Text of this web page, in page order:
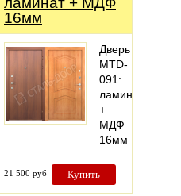
16мм
Дверь
MTD-
091:
ламинат
+
МДФ
16мм
21 500 руб Купить